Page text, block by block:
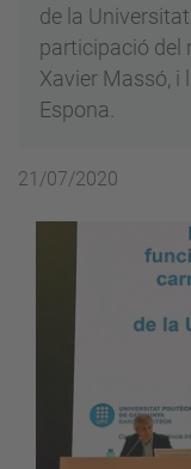
de la
participació del
Xavier Massó, i
Espona.
21/07/2020